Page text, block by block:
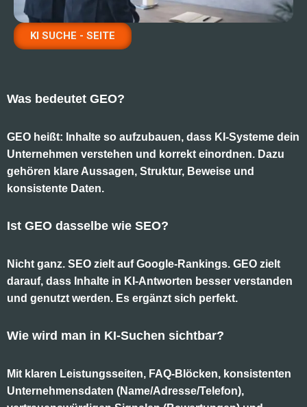
KI SUCHE - SEITE
Was bedeutet GEO?
GEO heißt: Inhalte so aufzubauen, dass KI-Systeme dein
Unternehmen verstehen und korrekt einordnen. Dazu
gehören klare Aussagen, Struktur, Beweise und
konsistente Daten.
Ist GEO dasselbe wie SEO?
Nicht ganz. SEO zielt auf Google-Rankings. GEO zielt
darauf, dass Inhalte in KI-Antworten besser verstanden
und genutzt werden. Es ergänzt sich perfekt.
Wie wird man in KI-Suchen sichtbar?
Mit klaren Leistungsseiten, FAQ-Blöcken, konsistenten
Unternehmensdaten (Name/Adresse/Telefon),